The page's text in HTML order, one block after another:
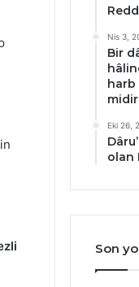
Nis 3,
Bir
harb
midir
Eki 26,
olan
Son